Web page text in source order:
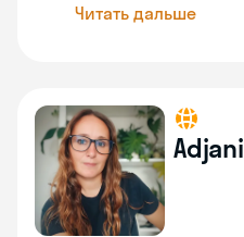
Читать дальше
Adjani